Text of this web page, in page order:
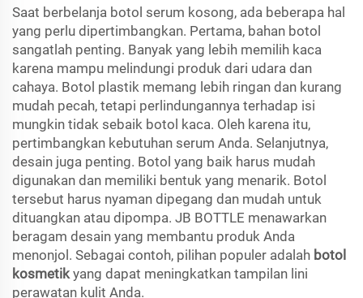
Saat berbelanja botol serum kosong, ada beberapa hal
yang perlu dipertimbangkan. Pertama, bahan botol
sangatlah penting. Banyak yang lebih memilih kaca
karena mampu melindungi produk dari udara dan
cahaya. Botol plastik memang lebih ringan dan kurang
mudah pecah, tetapi perlindungannya terhadap isi
mungkin tidak sebaik botol kaca. Oleh karena itu,
pertimbangkan kebutuhan serum Anda. Selanjutnya,
desain juga penting. Botol yang baik harus mudah
digunakan dan memiliki bentuk yang menarik. Botol
tersebut harus nyaman dipegang dan mudah untuk
dituangkan atau dipompa. JB BOTTLE menawarkan
beragam desain yang membantu produk Anda
menonjol. Sebagai contoh, pilihan populer adalah botol
kosmetikyang dapat meningkatkan tampilan lini
perawatan kulit Anda.